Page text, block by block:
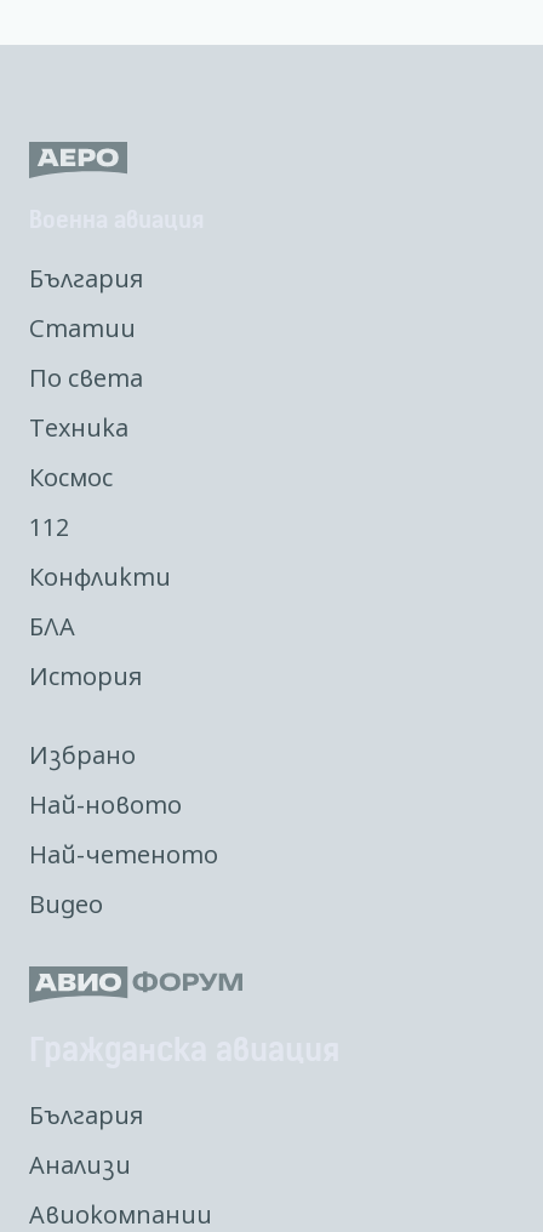
България
Статии
По света
Техника
Космос
112
Конфликти
БЛА
История
Избрано
Най-новото
Най-четеното
Видео
България
Анализи
Авиокомпании